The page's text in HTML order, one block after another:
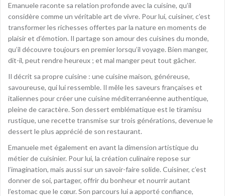
Emanuele raconte sa relation profonde avec la cuisine, qu’il
considère comme un véritable art de vivre. Pour lui, cuisiner, c’est
transformer les richesses offertes par la nature en moments de
plaisir et d’émotion. Il partage son amour des cuisines du monde,
qu’il découvre toujours en premier lorsqu’il voyage. Bien manger,
dit-il, peut rendre heureux ; et mal manger peut tout gâcher.
Il décrit sa propre cuisine : une cuisine maison, généreuse,
savoureuse, qui lui ressemble. Il mêle les saveurs françaises et
italiennes pour créer une cuisine méditerranéenne authentique,
pleine de caractère. Son dessert emblématique est le tiramisu
rustique, une recette transmise sur trois générations, devenue le
dessert le plus apprécié de son restaurant.
Emanuele met également en avant la dimension artistique du
métier de cuisinier. Pour lui, la création culinaire repose sur
l’imagination, mais aussi sur un savoir-faire solide. Cuisiner, c’est
donner de soi, partager, offrir du bonheur et nourrir autant
l’estomac que le cœur. Son parcours lui a apporté confiance,